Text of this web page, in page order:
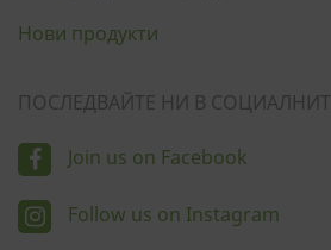
Нови продукти
ПОСЛЕДВАЙТЕ НИ В
Join us on Facebook
Follow us on Instagram